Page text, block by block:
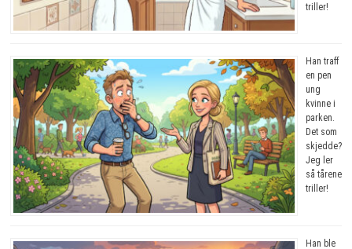
triller!
Han traff
en pen
ung
kvinne i
parken.
Det som
skjedde?
Jeg ler
så tårene
triller!
Han ble